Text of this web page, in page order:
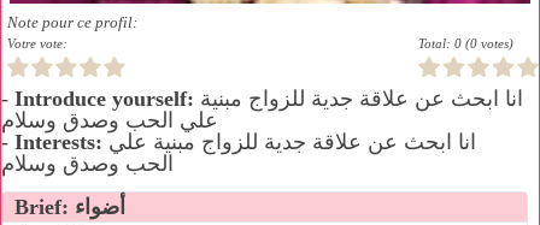
Note pour ce profil:
Votre vote: Total: 0 (0 votes)
- Introduce yourself:
علي الحب وصدق وسلام
- Interests:
الحب وصدق وسلام
Brief: أضواء